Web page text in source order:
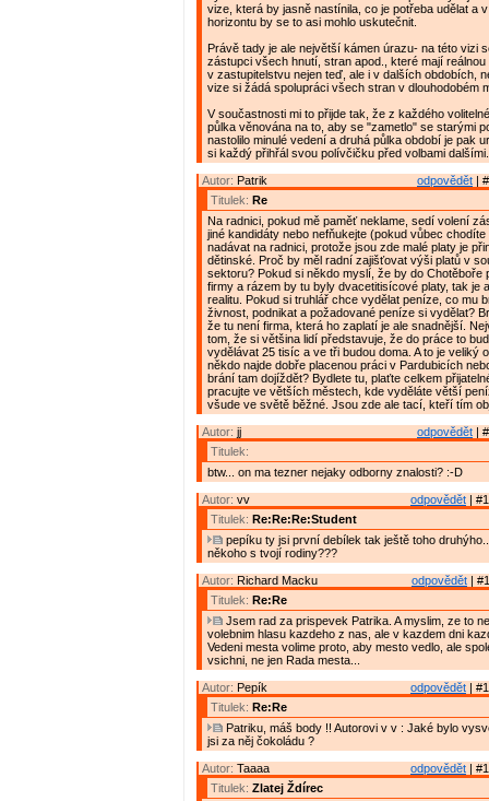
vize, která by jasně nastínila, co je potřeba udělat a
horizontu by se to asi mohlo uskutečnit.
Právě tady je ale největší kámen úrazu- na této vizi
zástupci všech hnutí, stran apod., které mají
v zastupitelstvu nejen teď, ale i v dalších obdobích,
vize si žádá spolupráci všech stran v dlouhodobém
V součastnosti mi to přijde tak, že z každého
půlka věnována na to, aby se "zametlo" se starými
nastolilo minulé vedení a druhá půlka období je pak
si každý přihřál svou polívčičku před volbami
odpovědět |
Autor: Patrik
Titulek: Re
Na radnici, pokud mě paměť neklame, sedí volení
jiné kandidáty nebo nefňukejte (pokud vůbec chodíte
nadávat na radnici, protože jsou zde malé platy je
dětinské. Proč by měl radní zajišťovat výši platů v
sektoru? Pokud si někdo myslí, že by do Chotěboře
firmy a rázem by tu byly dvacetitisícové platy, tak je
realitu. Pokud si truhlář chce vydělat peníze, co mu
živnost, podnikat a požadované peníze si vydělat?
že tu není firma, která ho zaplatí je ale snadnější.
tom, že si většina lidí představuje, že do práce to
vydělávat 25 tisíc a ve tři budou doma. A to je veliký
někdo najde dobře placenou práci v Pardubicích
brání tam dojíždět? Bydlete tu, plaťte celkem
pracujte ve větších městech, kde vyděláte větší
všude ve světě běžné. Jsou zde ale tací, kteří tím
odpovědět |
Autor: jj
Titulek:
btw... on ma tezner nejaky odborny znalosti? :-D
odpovědět |
Autor: vv
Titulek: Re:Re:Re:Student
pepíku ty jsi první debílek tak ještě toho
někoho s tvojí rodiny???
odpovědět |
Autor: Richard Macku
Titulek: Re:Re
Jsem rad za prispevek Patrika. A myslim, ze to
volebnim hlasu kazdeho z nas, ale v kazdem dni
Vedeni mesta volime proto, aby mesto vedlo, ale
vsichni, ne jen Rada mesta...
odpovědět |
Autor: Pepík
Titulek: Re:Re
Patriku, máš body !! Autorovi v v : Jaké bylo
jsi za něj čokoládu ?
odpovědět |
Autor: Taaaa
Titulek: Zlatej Ždírec